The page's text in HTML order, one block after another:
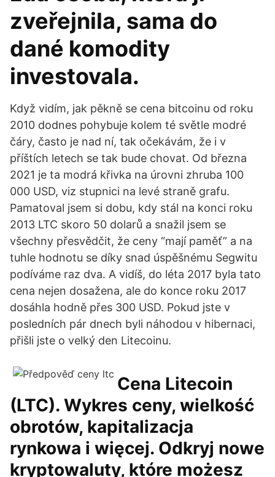
zveřejnila, sama do
dané komodity
investovala.
Když vidím, jak pěkně se cena bitcoinu od roku
2010 dodnes pohybuje kolem té světle modré
čáry, často je nad ní, tak očekávám, že i v
příštích letech se tak bude chovat. Od března
2021 je ta modrá křivka na úrovni zhruba 100
000 USD, viz stupnici na levé straně grafu.
Pamatoval jsem si dobu, kdy stál na konci roku
2013 LTC skoro 50 dolarů a snažil jsem se
všechny přesvědčit, že ceny “mají paměť” a na
tuhle hodnotu se díky snad úspěšnému Segwitu
podíváme raz dva. A vidíš, do léta 2017 byla tato
cena nejen dosažena, ale do konce roku 2017
dosáhla hodně přes 300 USD. Pokud jste v
posledních pár dnech byli náhodou v hibernaci,
přišli jste o velký den Litecoinu.
Cena Litecoin
(LTC). Wykres ceny, wielkość
obrotów, kapitalizacja
rynkowa i więcej. Odkryj nowe
kryptowaluty, które możesz